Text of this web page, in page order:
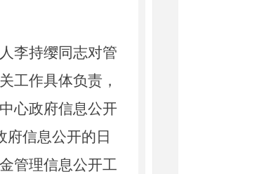
李持缨同志对管
工作具体负责，
心政府信息公开
信息公开的日
管理信息公开工